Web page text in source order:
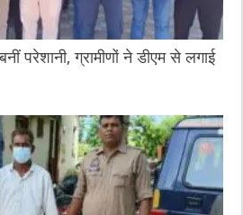
परेशानी, ग्रामीणों ने डीएम से लगाई